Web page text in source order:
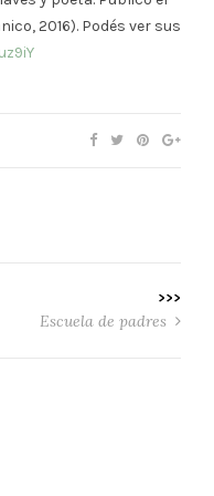
2016). Podés ver sus
>>>
Escuela de padres